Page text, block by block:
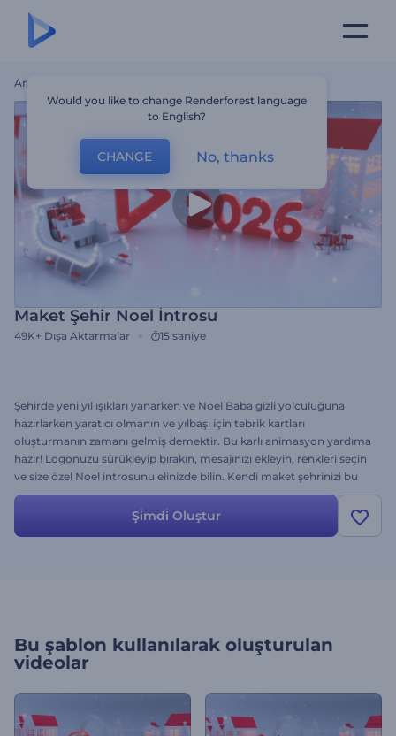
Ana Sayfa
Maket Şehir Noel İntrosu
49K+ Dışa Aktarmalar 15 saniye
Şehirde yeni yıl ışıkları yanarken ve Noel Baba gizli yolculuğuna
hazırlarken yaratıcı olmanın ve yılbaşı için tebrik kartları
oluşturmanın zamanı gelmiş demektir. Bu karlı animasyon yardıma
hazır! Logonuzu sürükleyip bırakın, mesajınızı ekleyin, renkleri seçin
ve size özel Noel introsunu elinizde bilin. Kendi maket şehrinizi bu
benzersiz şablonla hemen kurmaya başlayın.
Şi̇mdi̇ Oluştur
Bu şablon kullanılarak oluşturulan
videolar
Would you like to change Renderforest language
to English?
CHANGE No, thanks